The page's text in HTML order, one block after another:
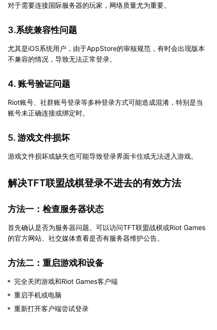
对于需要连接国际服务器的玩家，网络质量尤为重要。
3.系统兼容性问题
尤其是iOS系统用户，由于AppStore的审核规范，有时会出现版本
不兼容的情况，导致无法正常登录。
4. 账号验证问题
Riot账号、社群账号登录等多种登录方式可能造成混淆，特别是当
账号未正确连接或绑定时。
5. 游戏文件损坏
游戏文件损坏或缺失也可能导致登录界面卡住或无法进入游戏。
解决TFT联盟战棋登录不进去的有效方法
方法一：检查服务器状态
首先确认是否为服务器问题。可以访问TFT联盟战棋或Riot Games
的官方网站、社交媒体查看是否有服务器维护公告。
方法二：重启游戏和设备
完全关闭游戏和Riot Games客户端
重启手机或电脑
重新打开客户端尝试登录